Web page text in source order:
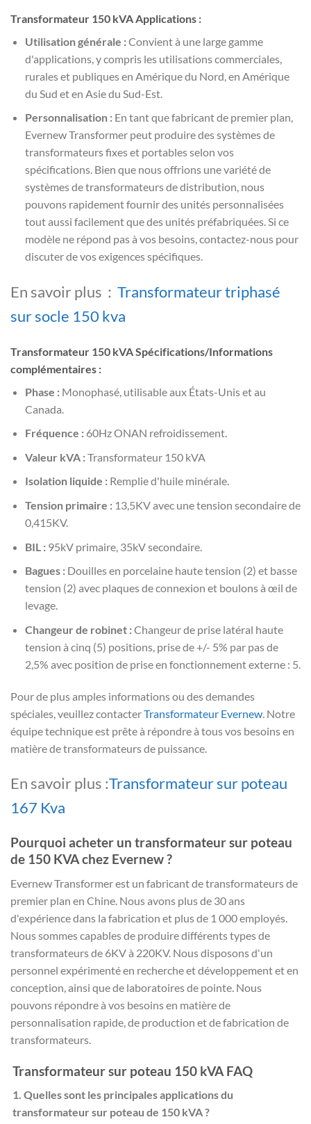
Transformateur 150 kVA Applications :
Utilisation générale :Convient à une large gamme
d'applications, y compris les utilisations commerciales,
rurales et publiques en Amérique du Nord, en Amérique
du Sud et en Asie du Sud-Est.
Personnalisation :En tant que fabricant de premier plan,
Evernew Transformer peut produire des systèmes de
transformateurs fixes et portables selon vos
spécifications. Bien que nous offrions une variété de
systèmes de transformateurs de distribution, nous
pouvons rapidement fournir des unités personnalisées
tout aussi facilement que des unités préfabriquées. Si ce
modèle ne répond pas à vos besoins, contactez-nous pour
discuter de vos exigences spécifiques.
En savoir plus： Transformateur triphasé
sur socle 150 kva
Transformateur 150 kVA Spécifications/Informations
complémentaires :
Phase :Monophasé, utilisable aux États-Unis et au
Canada.
Fréquence :60Hz ONAN refroidissement.
Valeur kVA :Transformateur 150 kVA
Isolation liquide :Remplie d'huile minérale.
Tension primaire :13,5KV avec une tension secondaire de
0,415KV.
BIL :95kV primaire, 35kV secondaire.
Bagues :Douilles en porcelaine haute tension (2) et basse
tension (2) avec plaques de connexion et boulons à œil de
levage.
Changeur de robinet :Changeur de prise latéral haute
tension à cinq (5) positions, prise de +/- 5% par pas de
2,5% avec position de prise en fonctionnement externe : 5.
Pour de plus amples informations ou des demandes
spéciales, veuillez contacterTransformateur Evernew . Notre
équipe technique est prête à répondre à tous vos besoins en
matière de transformateurs de puissance.
En savoir plus :Transformateur sur poteau
167 Kva
Pourquoi acheter un transformateur sur poteau
de 150 KVA chez Evernew ?
Evernew Transformer est un fabricant de transformateurs de
premier plan en Chine. Nous avons plus de 30 ans
d'expérience dans la fabrication et plus de 1 000 employés.
Nous sommes capables de produire différents types de
transformateurs de 6KV à 220KV. Nous disposons d'un
personnel expérimenté en recherche et développement et en
conception, ainsi que de laboratoires de pointe. Nous
pouvons répondre à vos besoins en matière de
personnalisation rapide, de production et de fabrication de
transformateurs.
Transformateur sur poteau 150 kVA FAQ
1. Quelles sont les principales applications du
transformateur sur poteau de 150 kVA ?